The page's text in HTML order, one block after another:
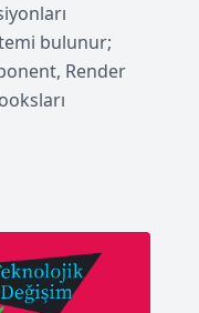
bulunur;
Render